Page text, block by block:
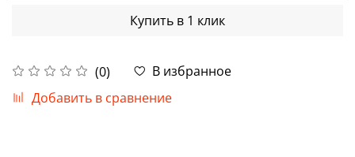
(0)
В избранное
Добавить в сравнение
Купить в 1 клик